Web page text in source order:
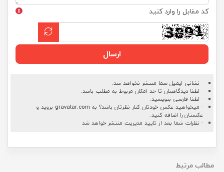
کد مقابل را وارد کنید
ارسال
- نشانی ایمیل شما منتشر نخواهد شد.
- لطفا دیدگاهتان تا حد امکان مربوط به مطلب باشد.
- لطفا فارسی بنویسید.
- میخواهید عکس خودتان کنار نظرتان باشد؟ به gravatar.com بروید و
عکستان را اضافه کنید.
- نظرات شما بعد از تایید مدیریت منتشر خواهد شد
مطالب مرتبط